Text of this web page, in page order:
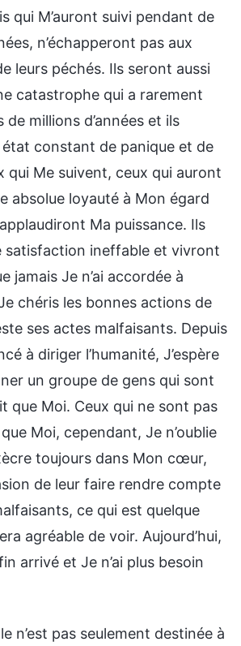
qui M’auront suivi pendant de
n’échapperont pas aux
leurs péchés. Ils seront aussi
catastrophe qui a rarement
de millions d’années et ils
constant de panique et de
qui Me suivent, ceux qui auront
absolue loyauté à Mon égard
Ma puissance. Ils
satisfaction ineffable et vivront
jamais Je n’ai accordée à
chéris les bonnes actions de
ses actes malfaisants. Depuis
à diriger l’humanité, J’espère
un groupe de gens qui sont
que Moi. Ceux qui ne sont pas
Moi, cependant, Je n’oublie
toujours dans Mon cœur,
de leur faire rendre compte
ce qui est quelque
agréable de voir. Aujourd’hui,
arrivé et Je n’ai plus besoin
n’est pas seulement destinée à